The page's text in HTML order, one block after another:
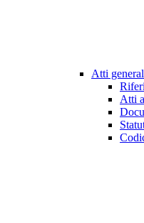
Atti
Atti